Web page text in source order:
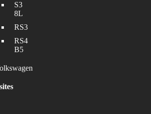
S3
8L
RS3
RS4
B5